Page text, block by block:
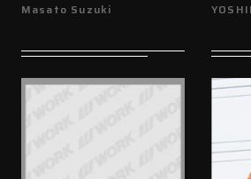
Masato Suzuki